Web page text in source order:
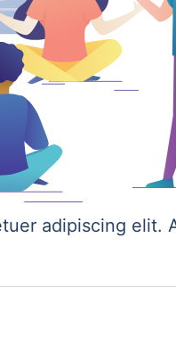
adipiscing elit.